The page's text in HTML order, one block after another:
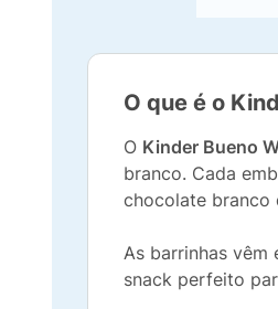
O que é o
O Kinder Bueno
branco. Cada
chocolate branco
As barrinhas vêm
snack perfeito